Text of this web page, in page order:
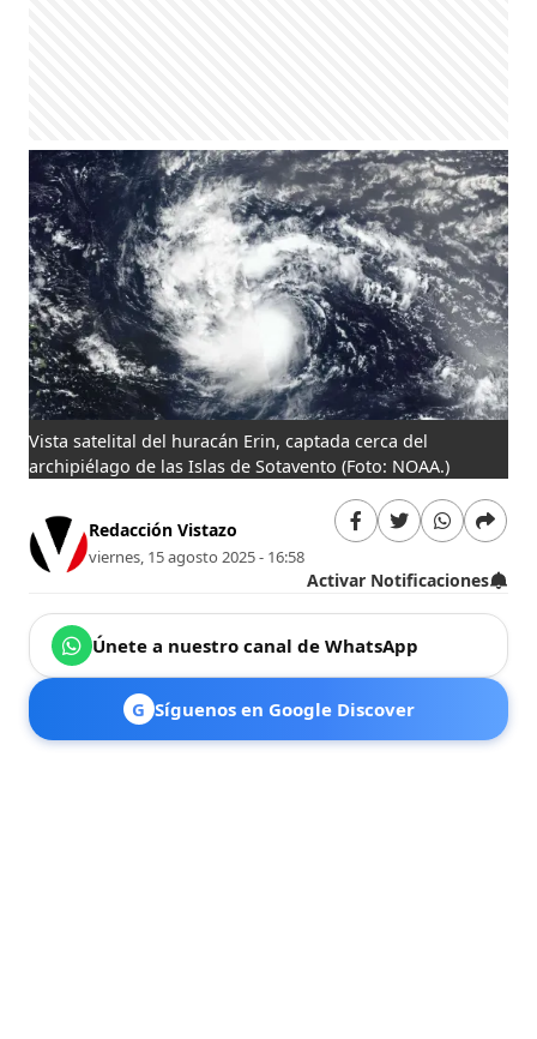
Vista satelital del huracán Erin, captada cerca del
archipiélago de las Islas de Sotavento (Foto: NOAA.)
Redacción Vistazo
viernes, 15 agosto 2025 - 16:58
Activar Notificaciones
Únete a nuestro canal de WhatsApp
G Síguenos en Google Discover